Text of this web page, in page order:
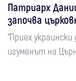
Патриарх
започва
“Приех
игуменът на